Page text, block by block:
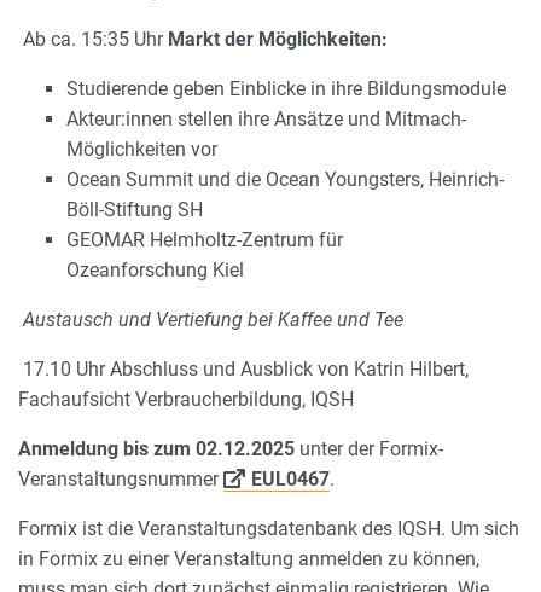
Ab ca. 15:35 Uhr Markt der Möglichkeiten:
Studierende geben Einblicke in ihre Bildungsmodule
Akteur:innen stellen ihre Ansätze und Mitmach-
Möglichkeiten vor
Ocean Summit und die Ocean Youngsters, Heinrich-
Böll-Stiftung SH
GEOMAR Helmholtz-Zentrum für
Ozeanforschung Kiel
Austausch und Vertiefung bei Kaffee und Tee
17.10 Uhr Abschluss und Ausblick von Katrin Hilbert,
Fachaufsicht Verbraucherbildung, IQSH
Anmeldung bis zum 02.12.2025 unter der Formix-
Veranstaltungsnummer
EUL0467.
Formix ist die Veranstaltungsdatenbank des IQSH. Um sich
in Formix zu einer Veranstaltung anmelden zu können,